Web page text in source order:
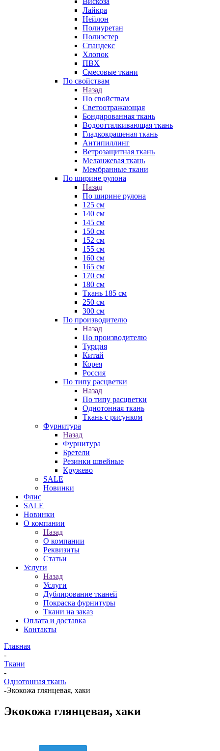
Лайкра
Нейлон
Полиуретан
Полиэстер
Спандекс
Хлопок
ПВХ
Смесовые ткани
По свойствам
Назад
По свойствам
Светоотражающая
Бондированная ткань
Водоотталкивающая ткань
Гладкокрашеная ткань
Антипиллинг
Ветрозащитная ткань
Меланжевая ткань
Мембранные ткани
По ширине рулона
Назад
По ширине рулона
125 см
140 см
145 см
150 см
152 см
155 см
160 см
165 см
170 см
180 см
Ткань 185 см
250 см
300 см
По производителю
Назад
По производителю
Турция
Китай
Корея
Россия
По типу расцветки
Назад
По типу расцветки
Однотонная ткань
Ткань с рисунком
Фурнитура
Назад
Фурнитура
Бретели
Резинки швейные
Кружево
SALE
Новинки
Флис
SALE
Новинки
О компании
Назад
О компании
Реквизиты
Статьи
Услуги
Назад
Услуги
Дублирование тканей
Покраска фурнитуры
Ткани на заказ
Оплата и доставка
Контакты
Главная
-
Ткани
-
Однотонная ткань
-Экокожа глянцевая, хаки
Экокожа глянцевая, хаки